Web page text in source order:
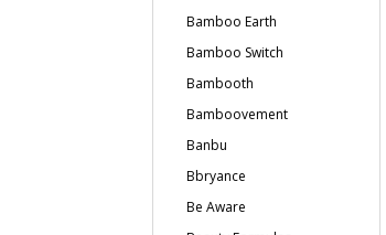
Bamboo Earth
Bamboo Switch
Bambooth
Bamboovement
Banbu
Bbryance
Be Aware